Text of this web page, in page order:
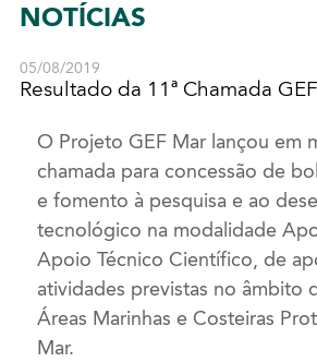
NOTÍCIAS
05/08/2019
Resultado da 11ª Chamada
O Projeto GEF Mar lançou em
chamada para concessão de
e fomento à pesquisa e ao
tecnológico na modalidade
Apoio Técnico Científico, de
atividades previstas no âmbito
Áreas Marinhas e Costeiras
Mar.